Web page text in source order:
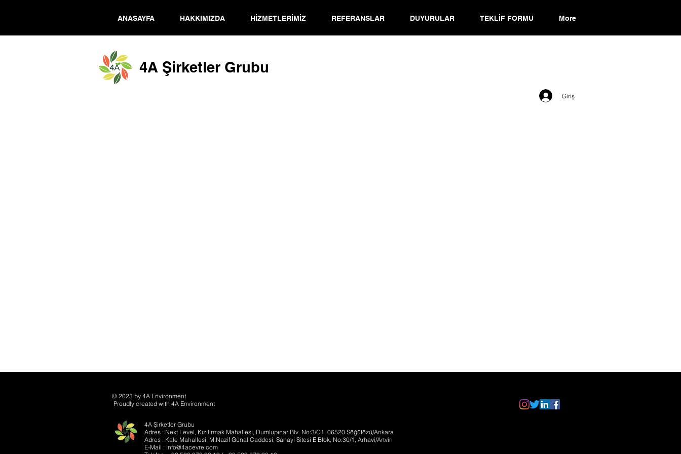
ANASAYFA HAKKIMIZDA HİZMETLERİMİZ REFERANSLAR DUYURULAR TEKLİF FORMU More
4A Şirketler Grubu
Giriş
© 2023 by ​4A Environment
Proudly created with 4A Environment
4A Şirketler Grubu
Adres : Next Level, Kızılırmak Mahallesi, Dumlupınar Blv. No:3/C1, 06520 Söğütözü/Ankara
Adres : Kale Mahallesi, M.Nazif Günal Caddesi, Sanayi Sitesi E Blok, No:30/1, Arhavi/Artvin
E-Mail : info@4acevre.com